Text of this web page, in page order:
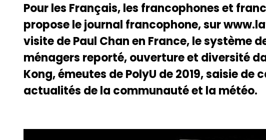
Pour les Français, les francophones et
propose le journal francophone, sur
visite de Paul Chan en France, le système
ménagers reporté, ouverture et diversité
Kong, émeutes de PolyU de 2019, saisie
actualités de la communauté et la météo.